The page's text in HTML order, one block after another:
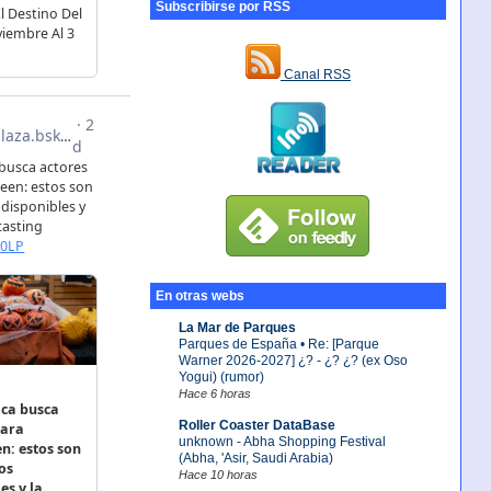
Subscribirse por RSS
Canal RSS
En otras webs
La Mar de Parques
Parques de España • Re: [Parque
Warner 2026-2027] ¿? - ¿? ¿? (ex Oso
Yogui) (rumor)
Hace 6 horas
Roller Coaster DataBase
unknown - Abha Shopping Festival
(Abha, 'Asir, Saudi Arabia)
Hace 10 horas